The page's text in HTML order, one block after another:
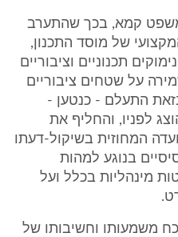
קמא, בכך שהתערב
של מוסד התכנון,
תכנוניים וציבוריים
על שטחים ציבוריים
התעלם - כנטען -
לפניו, והחליף את
המחוזית בשיקול-דעתו
בנוגע למהות
מינהליות בכלל ועל
משמעותו וחשיבותו של